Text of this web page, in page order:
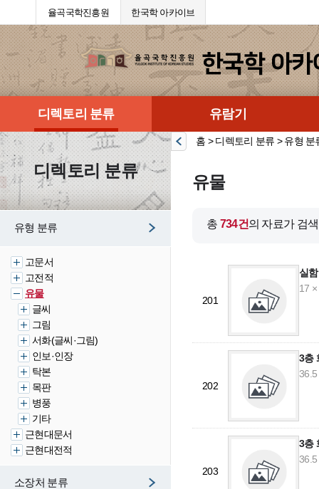
율곡국학진흥원 한국학 아카이브
디렉토리 분류 유람기
디렉토리 분류
유형 분류
고문서
고전적
유물
글씨
그림
서화(글씨·그림)
인보·인장
탁본
목판
병풍
기타
근현대문서
근현대전적
소장처 분류
홈 > 디렉토리 분류 > 유형 분
유물
총 734건의 자료가 검
201
실
17
202
3층
36.5
203
3층
36.5